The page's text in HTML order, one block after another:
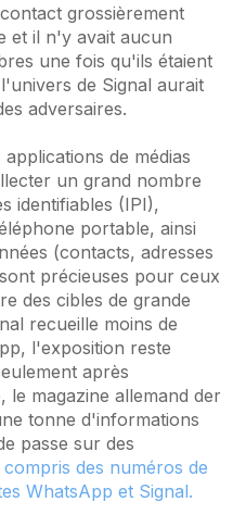
grossièrement
et il n'y avait aucun
une fois qu'ils étaient
de Signal aurait
adversaires.
de médias
un grand nombre
identifiables (IPI),
portable, ainsi
(contacts, adresses
précieuses pour ceux
des cibles de grande
recueille moins de
l'exposition reste
après
le magazine allemand der
tonne d'informations
passe sur des
compris des numéros de
WhatsApp et Signal.